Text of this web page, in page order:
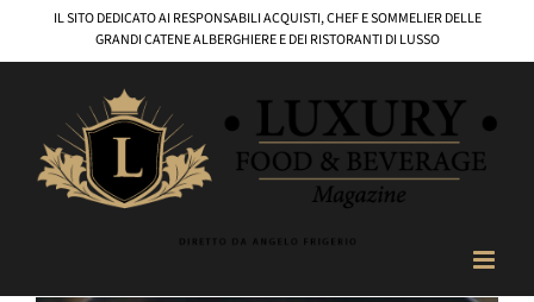
contenuto
IL SITO DEDICATO AI RESPONSABILI ACQUISTI, CHEF E SOMMELIER DELLE
GRANDI CATENE ALBERGHIERE E DEI RISTORANTI DI LUSSO